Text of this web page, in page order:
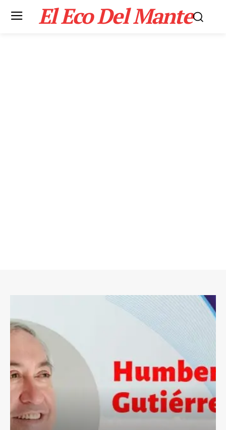
El Eco Del Mante